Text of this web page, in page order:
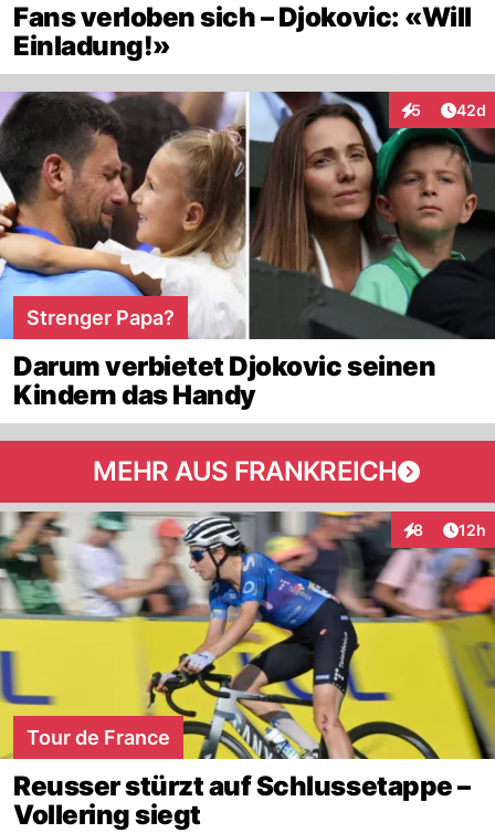
Fans verloben sich – Djokovic: «Will
Einladung!»
5
Interaktionen
42d
Strenger Papa?
Darum verbietet Djokovic seinen
Kindern das Handy
MEHR AUS FRANKREICH
8
Interaktionen
12h
Tour de France
Reusser stürzt auf Schlussetappe –
Vollering siegt